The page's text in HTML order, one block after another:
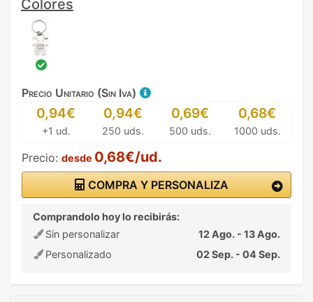
Colores
Precio Unitario (Sin Iva)
0,94€
+1 ud.
0,94€
250 uds.
0,69€
500 uds.
0,68€
1000 uds.
Precio: desde 0,68€/ud.
COMPRA Y PERSONALIZA
Comprandolo hoy lo recibirás:
Sin personalizar
12 Ago. - 13 Ago.
Personalizado
02 Sep. - 04 Sep.